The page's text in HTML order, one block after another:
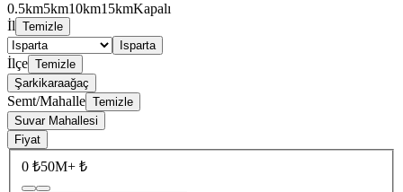
0.5km5km10km15kmKapalı
İl Temizle
Isparta
İlçe Temizle
Şarkikaraağaç
Semt/Mahalle Temizle
Suvar Mahallesi
Fiyat
0 ₺50M+ ₺